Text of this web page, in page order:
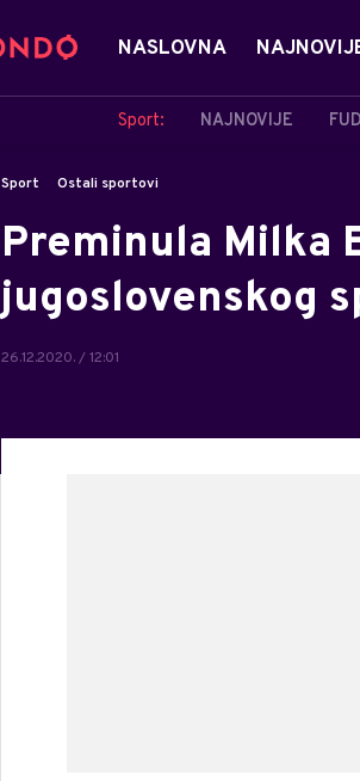
NASLOVNA
Sport: NAJNOVIJE
Sport Ostali sportovi
Preminula Milka
jugoslovenskog
26.12.2020. / 12:01